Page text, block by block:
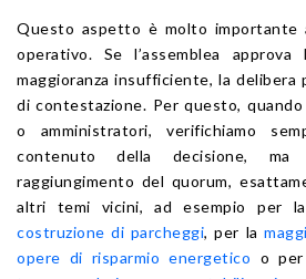
Questo aspetto è molto importante
operativo. Se l’assemblea
maggioranza insufficiente, la
di contestazione. Per questo,
o amministratori, verifichiamo
contenuto della decisione,
raggiungimento del quorum,
altri temi vicini, ad esempio per
costruzione di parcheggi, per la
opere di risparmio energetico o